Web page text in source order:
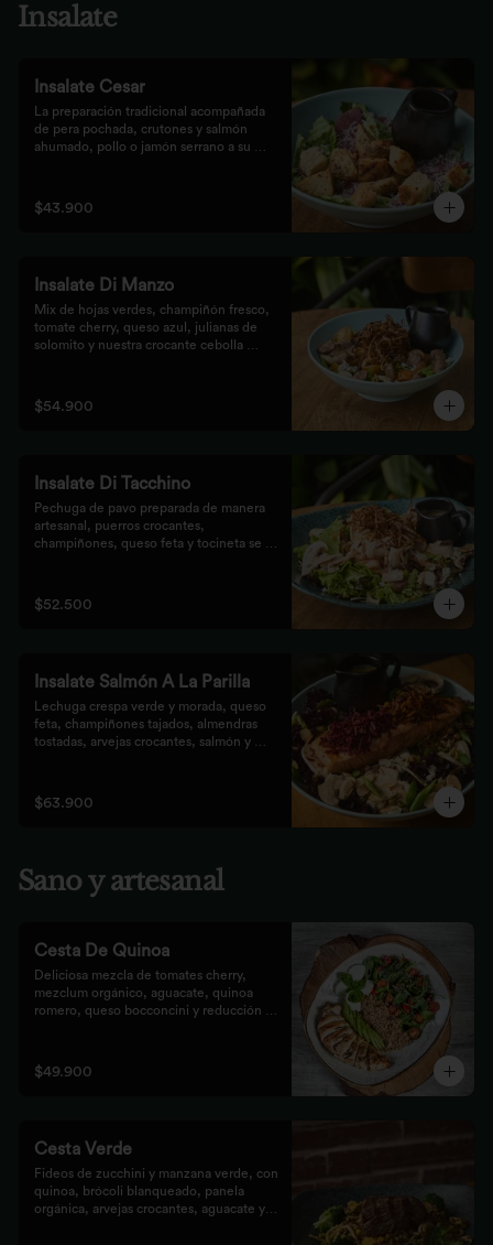
Insalate
Insalate Cesar
La preparación tradicional acompañada
de pera pochada, crutones y salmón
ahumado, pollo o jamón serrano a su
$43.900
Insalate Di Manzo
Mix de hojas verdes, champiñón fresco,
tomate cherry, queso azul, julianas de
solomito y nuestra crocante cebolla
$54.900
Insalate Di Tacchino
Pechuga de pavo preparada de manera
artesanal, puerros crocantes,
champiñones, queso feta y tocineta se
$52.500
Insalate Salmón A La Parilla
Lechuga crespa verde y morada, queso
feta, champiñones tajados, almendras
tostadas, arvejas crocantes, salmón y
$63.900
Sano y artesanal
Cesta De Quinoa
Deliciosa mezcla de tomates cherry,
mezclum orgánico, aguacate, quinoa
romero, queso bocconcini y reducción
$49.900
Cesta Verde
Fideos de zucchini y manzana verde, con
quinoa, brócoli blanqueado, panela
orgánica, arvejas crocantes, aguacate y